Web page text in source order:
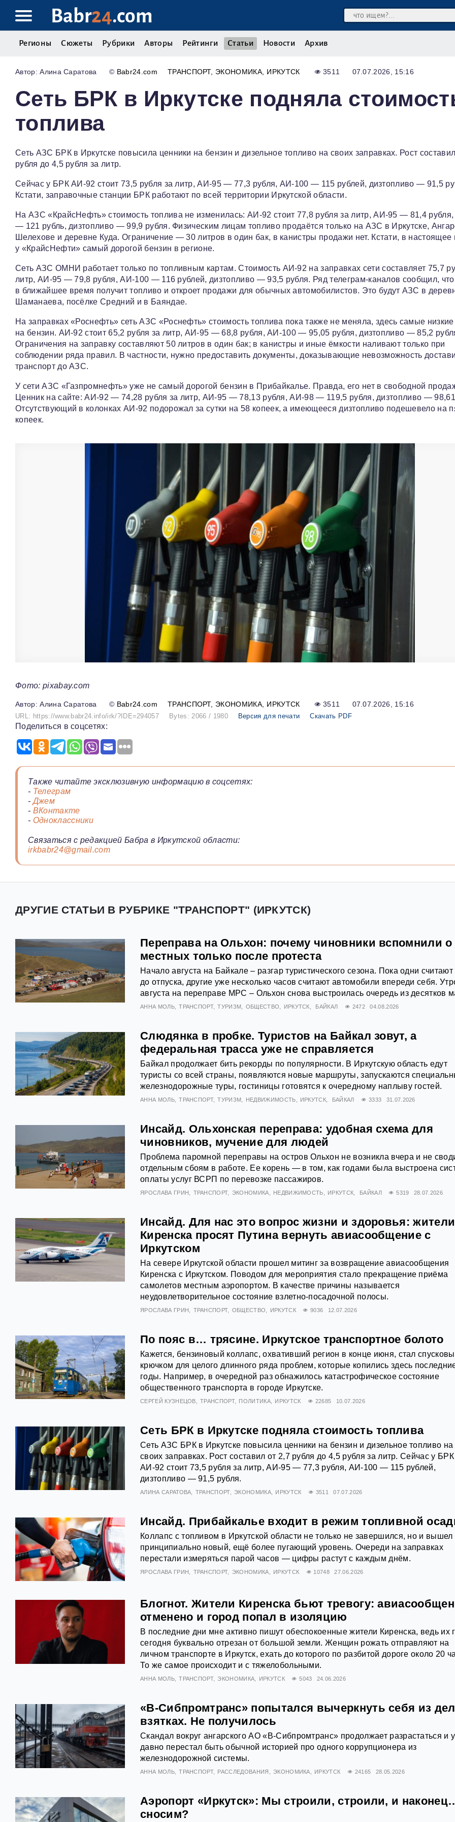
Babr24.com
Регионы Сюжеты Рубрики Авторы Рейтинги Статьи Новости Архив
Алина Саратова © Babr24.com ТРАНСПОРТ ЭКОНОМИКА ИРКУТСК 3511 07.07.2026, 15:16
Сеть БРК в Иркутске подняла
топлива
Сеть АЗС БРК в Иркутске повысила ценники на бензин и дизельное топливо на своих заправках. Рост
рубля до 4,5 рубля за литр.
Сейчас у БРК АИ‑92 стоит 73,5 рубля за литр, АИ‑95 — 77,3 рубля, АИ‑100 — 115 рублей, дизтопливо — 91,5
Кстати, заправочные станции БРК работают по всей территории Иркутской области.
На АЗС «КрайсНефть» стоимость топлива не изменилась: АИ‑92 стоит 77,8 рубля за литр, АИ‑95 — 81,4
— 121 рубль, дизтопливо — 99,9 рубля. Физическим лицам топливо продаётся только на АЗС в Иркутске,
Шелехове и деревне Куда. Ограничение — 30 литров в один бак, в канистры продажи нет. Кстати, в настоящее
у «КрайсНефти» самый дорогой бензин в регионе.
Сеть АЗС ОМНИ работает только по топливным картам. Стоимость АИ‑92 на заправках сети составляет 75,7
литр, АИ‑95 — 79,8 рубля, АИ‑100 — 116 рублей, дизтопливо — 93,5 рубля. Ряд телеграм‑каналов сообщил,
в ближайшее время получит топливо и откроет продажи для обычных автомобилистов. Это будут АЗС в
Шаманаева, посёлке Средний и в Баяндае.
На заправках «Роснефть» сеть АЗС «Роснефть» стоимость топлива пока также не меняла, здесь самые
на бензин. АИ‑92 стоит 65,2 рубля за литр, АИ‑95 — 68,8 рубля, АИ‑100 — 95,05 рубля, дизтопливо — 85,2
Ограничения на заправку составляют 50 литров в один бак; в канистры и иные ёмкости наливают только при
соблюдении ряда правил. В частности, нужно предоставить документы, доказывающие невозможность
транспорт до АЗС.
У сети АЗС «Газпромнефть» уже не самый дорогой бензин в Прибайкалье. Правда, его нет в свободной
Ценник на сайте: АИ‑92 — 74,28 рубля за литр, АИ‑95 — 78,13 рубля, АИ‑98 — 119,5 рубля, дизтопливо —
Отсутствующий в колонках АИ‑92 подорожал за сутки на 58 копеек, а имеющееся дизтопливо подешевело на
копеек.
Фото: pixabay.com
Алина Саратова © Babr24.com ТРАНСПОРТ ЭКОНОМИКА ИРКУТСК 3511 07.07.2026, 15:16
URL: https://www.babr24.info/irk/?IDE=294057 Bytes: 2066 / 1980 Версия для печати Скачать PDF
Поделиться в соцсетях:
Также читайте эксклюзивную информацию в соцсетях:
- Телеграм
-Джем
- ВКонтакте
- Одноклассники
Связаться с редакцией Бабра в Иркутской области:
irkbabr24@gmail.com
ДРУГИЕ СТАТЬИ В РУБРИКЕ "ТРАНСПОРТ" (ИРКУТСК)
Переправа на Ольхон: почему чиновники вспомнили о
местных только после протеста
Начало августа на Байкале – разгар туристического сезона. Пока одни считают
до отпуска, другие уже несколько часов считают автомобили впереди себя.
августа на переправе МРС – Ольхон снова выстроилась очередь из десятков
АННА МОЛЬ ТРАНСПОРТ ТУРИЗМ ОБЩЕСТВО ИРКУТСК БАЙКАЛ 2472 04.08.2026
Слюдянка в пробке. Туристов на Байкал зовут, а
федеральная трасса уже не справляется
Байкал продолжает бить рекорды по популярности. В Иркутскую область едут
туристы со всей страны, появляются новые маршруты, запускаются
железнодорожные туры, гостиницы готовятся к очередному наплыву гостей.
АННА МОЛЬ ТРАНСПОРТ ТУРИЗМ НЕДВИЖИМОСТЬ ИРКУТСК БАЙКАЛ 3333 31.07.2026
Инсайд. Ольхонская переправа: удобная схема для
чиновников, мучение для людей
Проблема паромной переправы на остров Ольхон не возникла вчера и не
отдельным сбоям в работе. Ее корень — в том, как годами была выстроена
оплаты услуг ВСРП по перевозке пассажиров.
ЯРОСЛАВА ГРИН ТРАНСПОРТ ЭКОНОМИКА НЕДВИЖИМОСТЬ ИРКУТСК БАЙКАЛ 5319 28.07.2026
Инсайд. Для нас это вопрос жизни и здоровья: жители
Киренска просят Путина вернуть авиасообщение с
Иркутском
На севере Иркутской области прошел митинг за возвращение авиасообщения
Киренска с Иркутском. Поводом для мероприятия стало прекращение приёма
самолетов местным аэропортом. В качестве причины называется
неудовлетворительное состояние взлетно-посадочной полосы.
ЯРОСЛАВА ГРИН ТРАНСПОРТ ОБЩЕСТВО ИРКУТСК 9036 12.07.2026
По пояс в… трясине. Иркутское транспортное болото
Кажется, бензиновый коллапс, охвативший регион в конце июня, стал
крючком для целого длинного ряда проблем, которые копились здесь
годы. Например, в очередной раз обнажилось катастрофическое состояние
общественного транспорта в городе Иркутске.
СЕРГЕЙ КУЗНЕЦОВ ТРАНСПОРТ ПОЛИТИКА ИРКУТСК 22685 10.07.2026
Сеть БРК в Иркутске подняла стоимость топлива
Сеть АЗС БРК в Иркутске повысила ценники на бензин и дизельное топливо на
своих заправках. Рост составил от 2,7 рубля до 4,5 рубля за литр. Сейчас у БРК
АИ‑92 стоит 73,5 рубля за литр, АИ‑95 — 77,3 рубля, АИ‑100 — 115 рублей,
дизтопливо — 91,5 рубля.
АЛИНА САРАТОВА ТРАНСПОРТ ЭКОНОМИКА ИРКУТСК 3511 07.07.2026
Инсайд. Прибайкалье входит в режим топливной
Коллапс с топливом в Иркутской области не только не завершился, но и вышел
принципиально новый, ещё более пугающий уровень. Очереди на заправках
перестали измеряться парой часов — цифры растут с каждым днём.
ЯРОСЛАВА ГРИН ТРАНСПОРТ ЭКОНОМИКА ИРКУТСК 10748 27.06.2026
Блогнот. Жители Киренска бьют тревогу:
отменено и город попал в изоляцию
В последние дни мне активно пишут обеспокоенные жители Киренска, ведь их
сегодня буквально отрезан от большой земли. Женщин рожать отправляют на
личном транспорте в Иркутск, ехать до которого по разбитой дороге около 20
То же самое происходит и с тяжелобольными.
АННА МОЛЬ ТРАНСПОРТ ЭКОНОМИКА ИРКУТСК 5043 24.06.2026
«В-Сибпромтранс» попытался вычеркнуть себя из
взятках. Не получилось
Скандал вокруг ангарского АО «В-Сибпромтранс» продолжает разрастаться и
давно перестал быть обычной историей про одного коррупционера из
железнодорожной системы.
АННА МОЛЬ ТРАНСПОРТ РАССЛЕДОВАНИЯ ЭКОНОМИКА ИРКУТСК 24165 28.05.2026
Аэропорт «Иркутск»: Мы строили, строили, и
сносим?